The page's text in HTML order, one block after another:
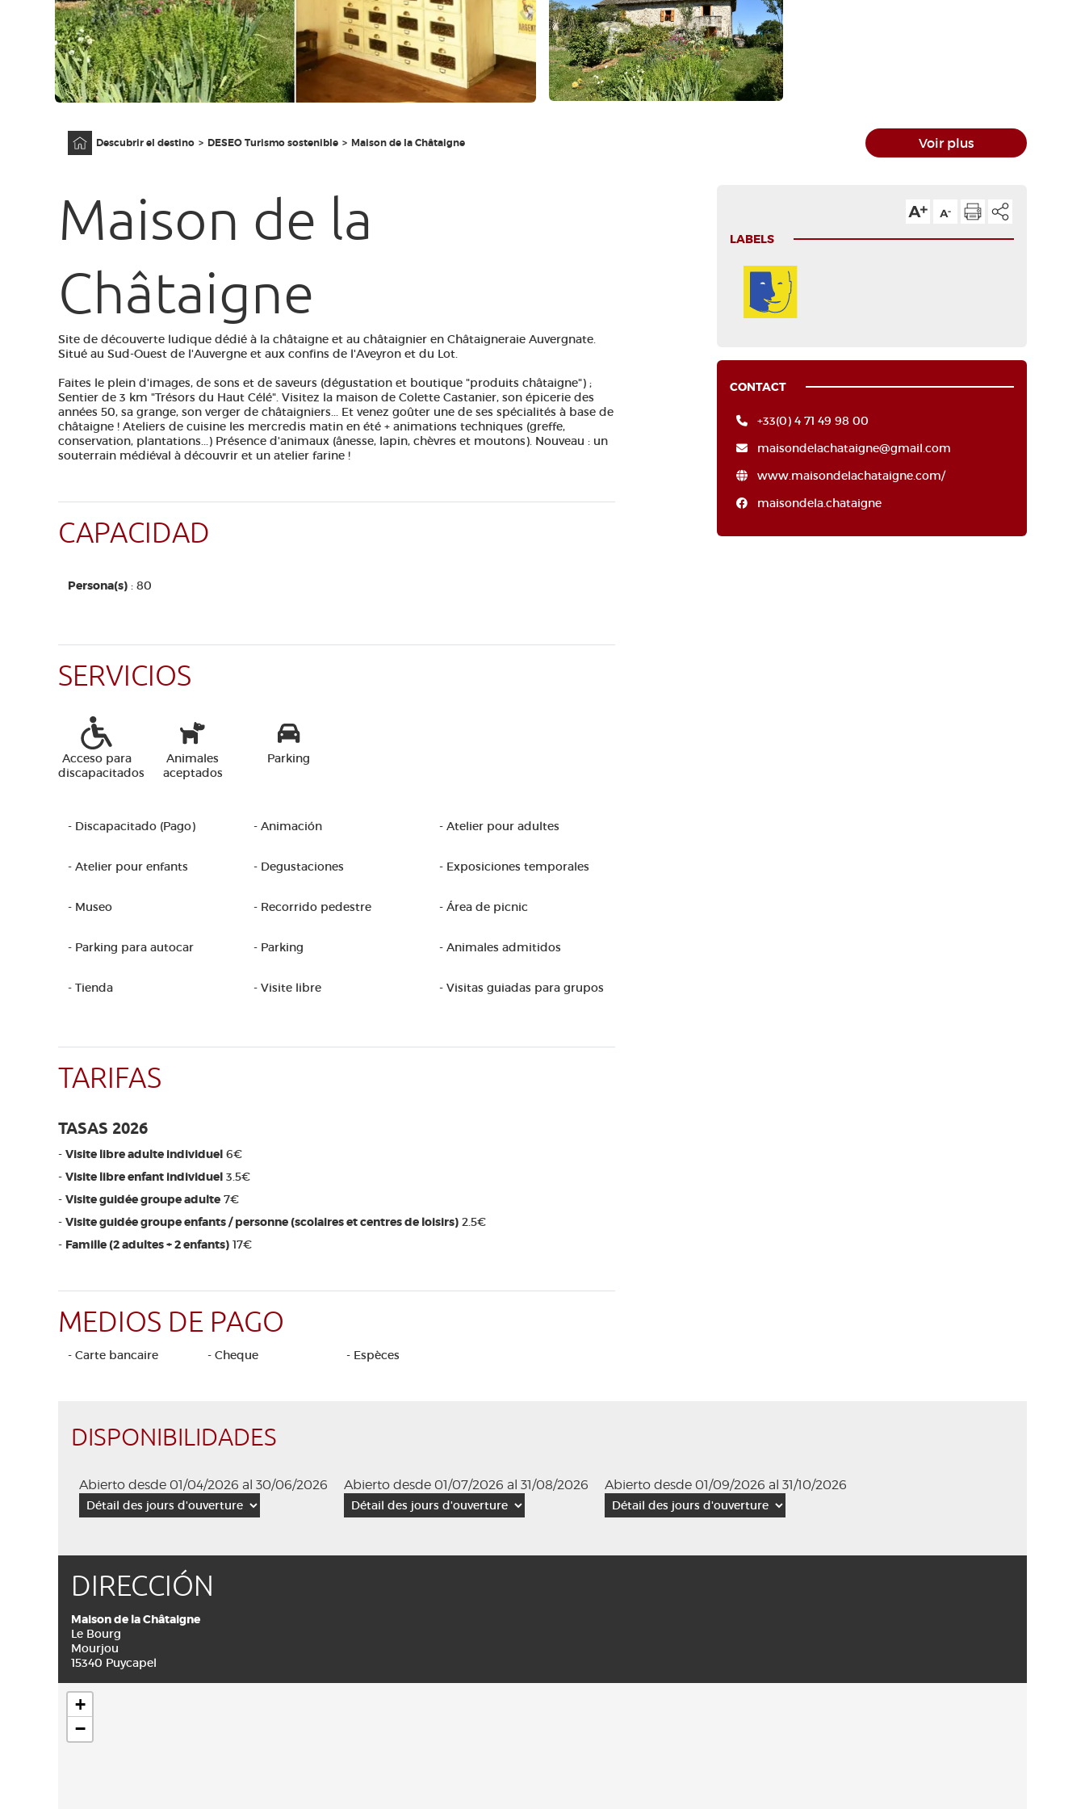
Descubrir el destino DESEO Turismo sostenible Maison de la Châtaigne Voir plus
Maison de la
Châtaigne
Site de découverte ludique dédié à la châtaigne et au châtaignier en Châtaigneraie Auvergnate.
Situé au Sud-Ouest de l'Auvergne et aux confins de l'Aveyron et du Lot.
Faites le plein d'images, de sons et de saveurs (dégustation et boutique "produits châtaigne") ;
Sentier de 3 km "Trésors du Haut Célé". Visitez la maison de Colette Castanier, son épicerie des
années 50, sa grange, son verger de châtaigniers... Et venez goûter une de ses spécialités à base de
châtaigne ! Ateliers de cuisine les mercredis matin en été + animations techniques (greffe,
conservation, plantations...) Présence d'animaux (ânesse, lapin, chèvres et moutons). Nouveau : un
souterrain médiéval à découvrir et un atelier farine !
CAPACIDAD
Persona(s) : 80
SERVICIOS
Acceso para
discapacitados
Animales
aceptados
Parking
- Discapacitado (Pago) - Animación - Atelier pour adultes
- Atelier pour enfants - Degustaciones - Exposiciones temporales
- Museo - Recorrido pedestre - Área de picnic
- Parking para autocar - Parking - Animales admitidos
- Tienda - Visite libre - Visitas guiadas para grupos
TARIFAS
TASAS 2026
- Visite libre adulte individuel 6€
- Visite libre enfant individuel 3.5€
- Visite guidée groupe adulte 7€
- Visite guidée groupe enfants / personne (scolaires et centres de loisirs) 2.5€
- Famille (2 adultes + 2 enfants) 17€
MEDIOS DE PAGO
- Carte bancaire - Cheque - Espèces
LABELS
CONTACT
+33(0) 4 71 49 98 00
maisondelachataigne@gmail.com
www.maisondelachataigne.com/
maisondela.chataigne
DISPONIBILIDADES
Abierto desde 01/04/2026 al 30/06/2026 Abierto desde 01/07/2026 al 31/08/2026 Abierto desde 01/09/2026 al 31/10/2026
DIRECCIÓN
Maison de la Châtaigne
Le Bourg
Mourjou
15340 Puycapel
+
−